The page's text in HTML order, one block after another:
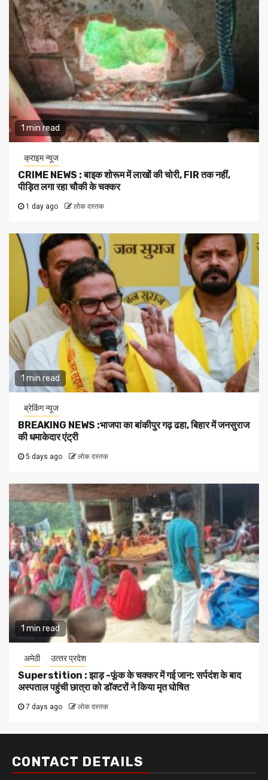
1 min read
क्राइम न्यूज
CRIME NEWS : बाइक शोरूम में लाखों की चोरी, FIR तक नहीं,
पीड़ित लगा रहा चौकी के चक्कर
1 day ago लोक दस्तक
1 min read
ब्रेकिंग न्यूज
BREAKING NEWS :भाजपा का बांकीपुर गढ़ ढहा, बिहार में जनसुराज
की धमाकेदार एंट्री
5 days ago लोक दस्तक
1 min read
अमेठी उत्‍तर प्रदेश
Superstition : झाड़ -फूंक के चक्कर में गई जान: सर्पदंश के बाद
अस्पताल पहुंची छात्रा को डॉक्टरों ने किया मृत घोषित
7 days ago लोक दस्तक
CONTACT DETAILS